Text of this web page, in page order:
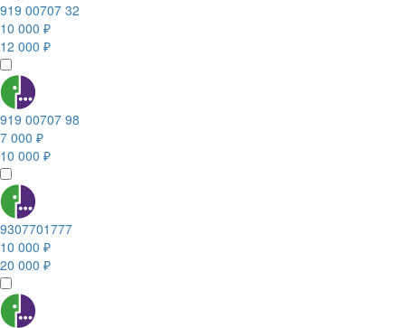
919 00707 32
10 000 ₽
12 000 ₽
919 00707 98
7 000 ₽
10 000 ₽
9307701777
10 000 ₽
20 000 ₽